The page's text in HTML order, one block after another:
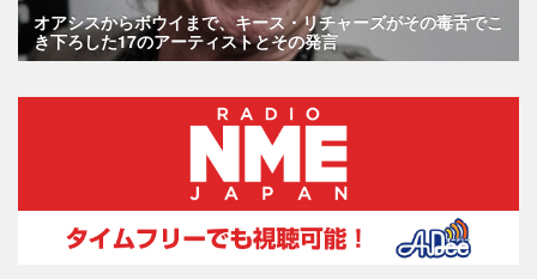
オアシスからボウイまで、キース・リチャーズがその毒舌でこ
き下ろした17のアーティストとその発言